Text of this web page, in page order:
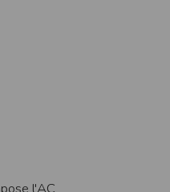
sur ce site.
avoir fait l’objet de mises à
prend connaissance.
l’utilisateur, qui assume la
l’interprétation ou de
hors du contrôle de
services.